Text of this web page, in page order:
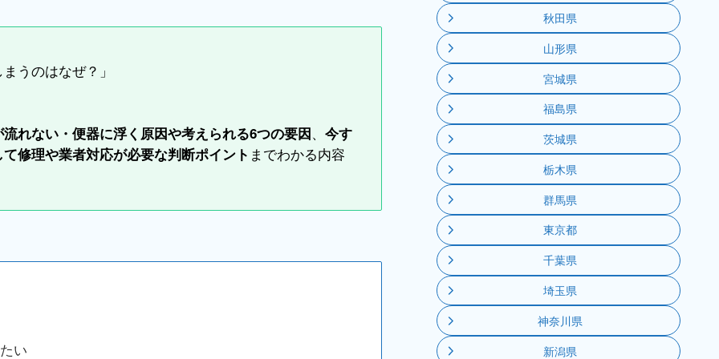
うのはなぜ？」
れない・便器に浮く原因や考えられる6つの要因、 今す
修理や業者対応が必要な判断ポイント までわかる内容
い
秋田県
山形県
宮城県
福島県
茨城県
栃木県
群馬県
東京都
千葉県
埼玉県
神奈川県
新潟県